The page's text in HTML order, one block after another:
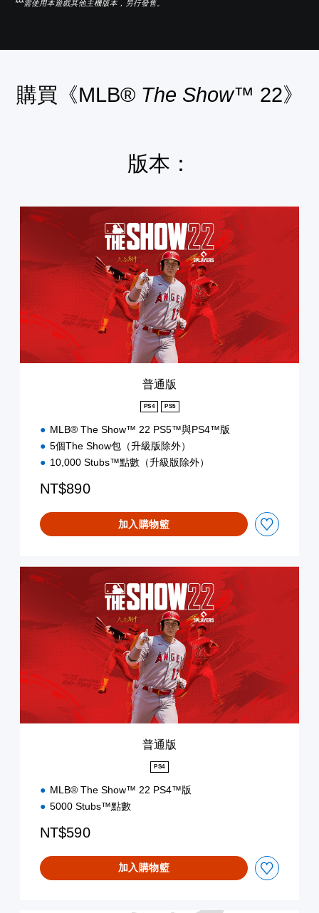
***需使用本遊戲其他主機版本，另行發售。
購買《MLB® The Show™ 22》
版本：
普
普通版
PS4 PS5
MLB® The Show™ 22 PS5™與PS4™版
5個The Show包（升級版除外）
10,000 Stubs™點數（升級版除外）
NT$890
加入購物籃
普
普通版
PS4
MLB® The Show™ 22 PS4™版
5000 Stubs™點數
NT$590
加入購物籃